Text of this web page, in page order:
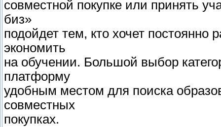
совместной покупке или принять
биз»
подойдет тем, кто хочет постоянно
экономить
на обучении. Большой выбор
платформу
удобным местом для поиска
совместных
покупках.